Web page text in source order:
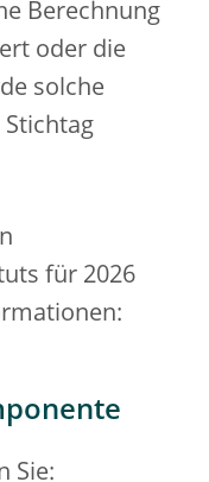
Berechnung
oder die
solche
für 2026
Sie: